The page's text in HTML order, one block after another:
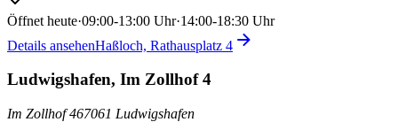
Öffnet heute·09:00-13:00 Uhr·14:00-18:30 Uhr
Details ansehenHaßloch, Rathausplatz 4
Ludwigshafen, Im Zollhof 4
Im Zollhof 467061 Ludwigshafen